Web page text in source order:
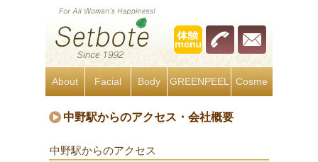
About Facial Body GREENPEEL Cosme
中野駅からのアクセス・会社概要
中野駅からのアクセス